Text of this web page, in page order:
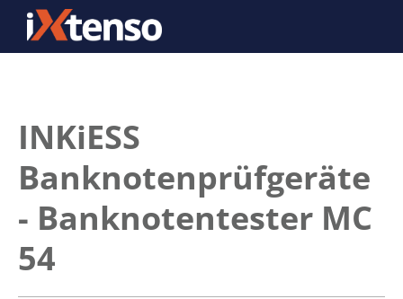
INKiESS
Banknotenprüfgeräte
- Banknotentester MC
54